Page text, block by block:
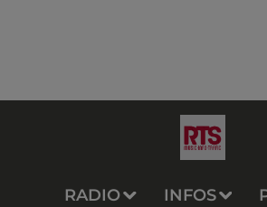
RADIO INFOS